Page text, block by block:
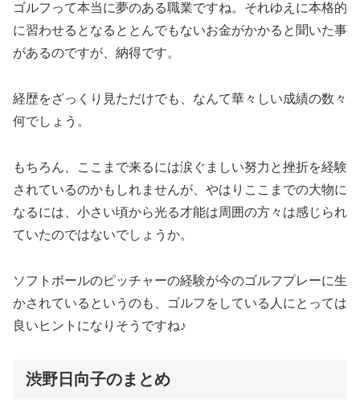
ゴルフって本当に夢のある職業ですね。それゆえに本格的
に習わせるとなるととんでもないお金がかかると聞いた事
があるのですが、納得です。
経歴をざっくり見ただけでも、なんて華々しい成績の数々
何でしょう。
もちろん、ここまで来るには涙ぐましい努力と挫折を経験
されているのかもしれませんが、やはりここまでの大物に
なるには、小さい頃から光る才能は周囲の方々は感じられ
ていたのではないでしょうか。
ソフトボールのピッチャーの経験が今のゴルフプレーに生
かされているというのも、ゴルフをしている人にとっては
良いヒントになりそうですね♪
渋野日向子のまとめ